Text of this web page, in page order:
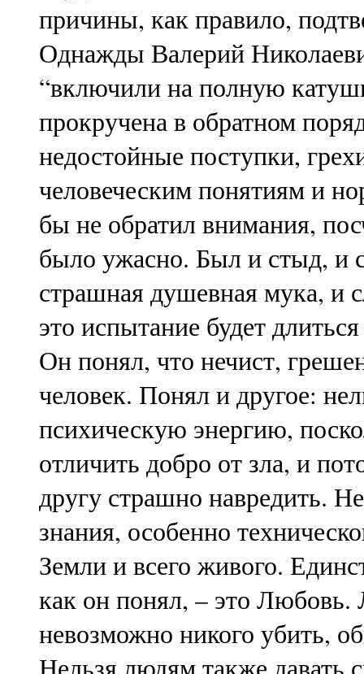
причины, как правило,
Однажды Валерий
“включили на полную
прокручена в обратном
недостойные поступки,
человеческим понятиям и
бы не обратил внимания,
было ужасно. Был и стыд, и
страшная душевная мука, и
это испытание будет
Он понял, что нечист,
человек. Понял и другое:
психическую энергию,
отличить добро от зла, и
другу страшно навредить.
знания, особенно
Земли и всего живого.
как он понял, – это
невозможно никого убить,